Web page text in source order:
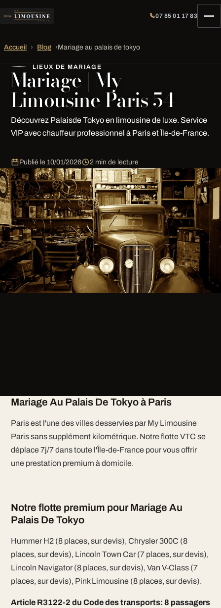
07 85 01 17 83
Accueil › Blog ›Mariage au palais de tokyo
LIEUX DE MARIAGE
Mariage | My
Limousine Paris 54
Découvrez Palaisde Tokyo en limousine de luxe. Service
VIP avec chauffeur professionnel à Paris et Île-de-France.
Publié le 10/01/2026 2 min de lecture
Mariage Au Palais De Tokyo à Paris
Paris est l'une des villes desservies par My Limousine
Paris sans supplément kilométrique. Notre flotte VTC se
déplace 7j/7 dans toute l'Île-de-France pour vous offrir
une prestation premium à domicile.
Notre flotte premium pour Mariage Au
Palais De Tokyo
Hummer H2 (8 places, sur devis), Chrysler 300C (8
places, sur devis), Lincoln Town Car (7 places, sur devis),
Lincoln Navigator (8 places, sur devis), Van V-Class (7
places, sur devis), Pink Limousine (8 places, sur devis).
Article R3122-2 du Code des transports: 8 passagers